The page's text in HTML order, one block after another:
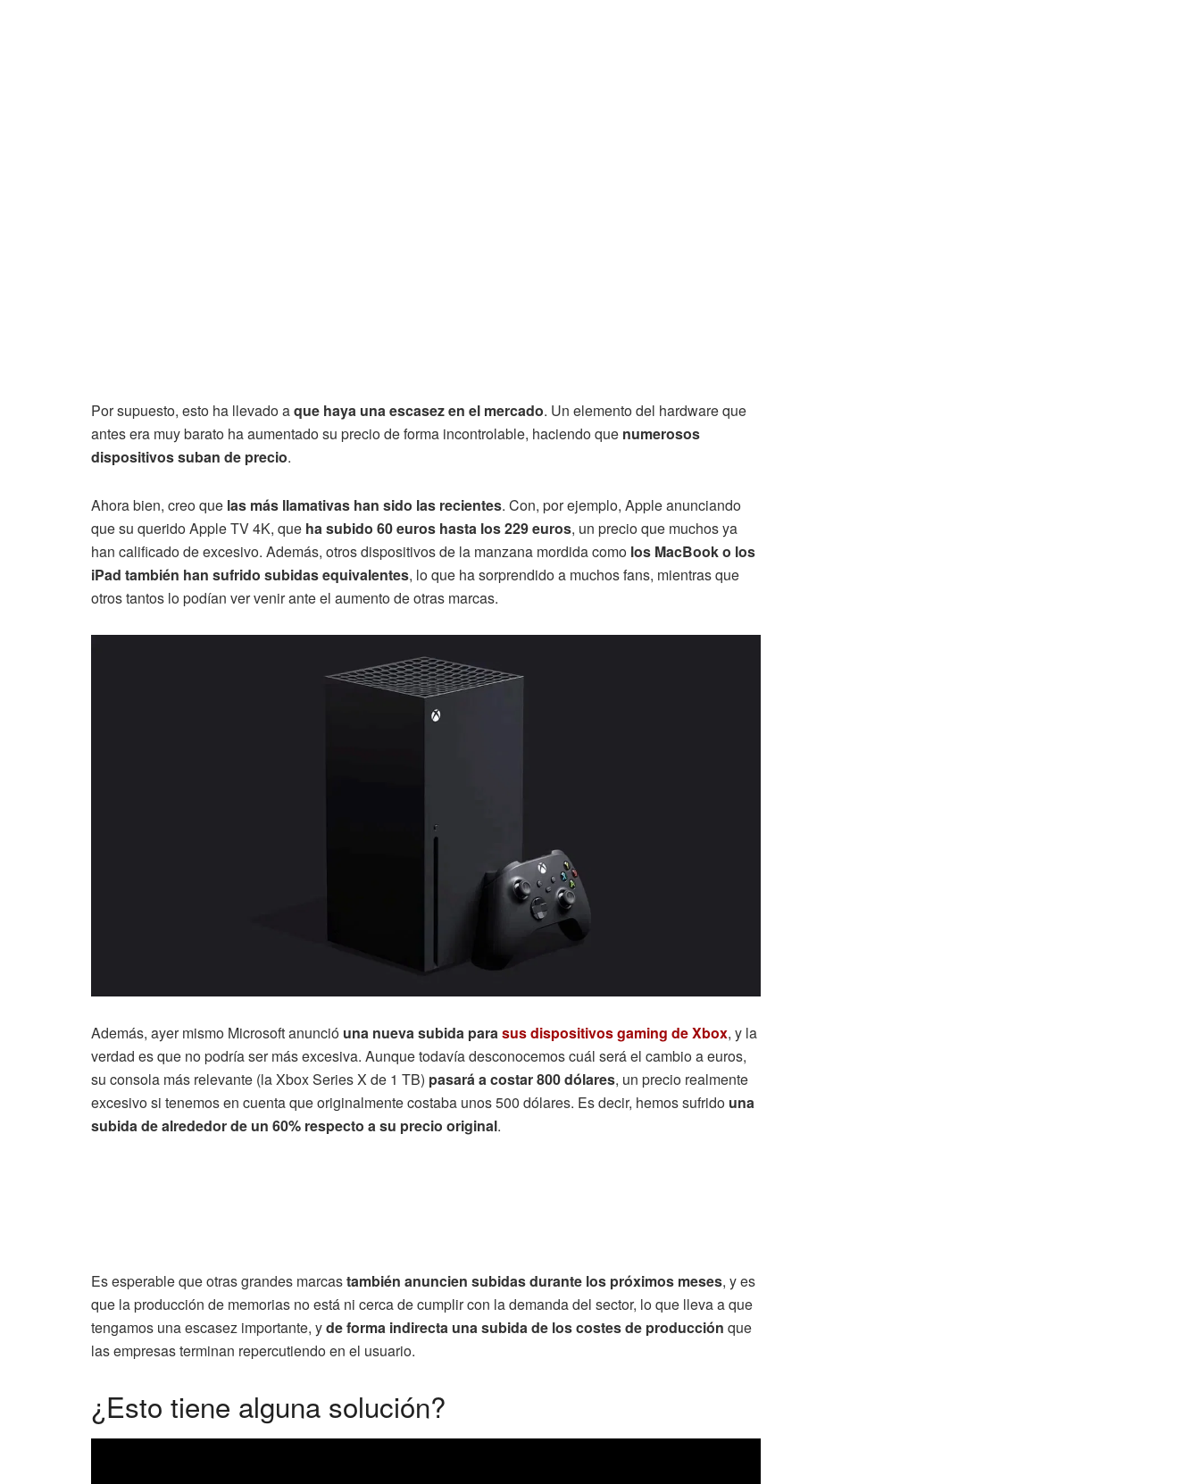
Por supuesto, esto ha llevado aque haya una escasez en el mercado. Un elemento del hardware que
antes era muy barato ha aumentado su precio de forma incontrolable, haciendo que numerosos
dispositivos suban de precio.
Ahora bien, creo que las más llamativas han sido las recientes. Con, por ejemplo, Apple anunciando
que su querido Apple TV 4K, que ha subido 60 euros hasta los 229 euros, un precio que muchos ya
han calificado de excesivo. Además, otros dispositivos de la manzana mordida como los MacBook o los
iPad también han sufrido subidas equivalentes, lo que ha sorprendido a muchos fans, mientras que
otros tantos lo podían ver venir ante el aumento de otras marcas.
Además, ayer mismo Microsoft anunció una nueva subida parasus dispositivos gaming de Xbox, y la
verdad es que no podría ser más excesiva. Aunque todavía desconocemos cuál será el cambio a euros,
su consola más relevante (la Xbox Series X de 1 TB) pasará a costar 800 dólares, un precio realmente
excesivo si tenemos en cuenta que originalmente costaba unos 500 dólares. Es decir, hemos sufrido una
subida de alrededor de un 60% respecto a su precio original.
Es esperable que otras grandes marcastambién anuncien subidas durante los próximos meses, y es
que la producción de memorias no está ni cerca de cumplir con la demanda del sector, lo que lleva a que
tengamos una escasez importante, yde forma indirecta una subida de los costes de producción que
las empresas terminan repercutiendo en el usuario.
¿Esto tiene alguna solución?